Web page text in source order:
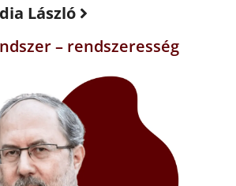
László
– rendszeresség